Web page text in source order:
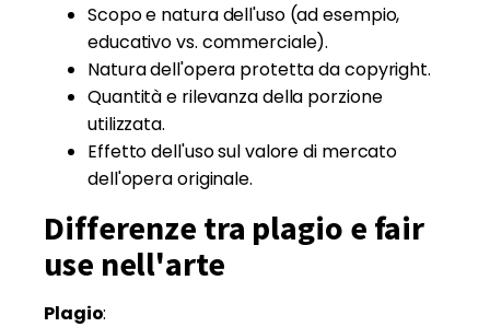
Scopo e natura dell'uso (ad esempio,
educativo vs. commerciale).
Natura dell'opera protetta da copyright.
Quantità e rilevanza della porzione
utilizzata.
Effetto dell'uso sul valore di mercato
dell'opera originale.
Differenze tra plagio e fair
use nell'arte
Plagio: